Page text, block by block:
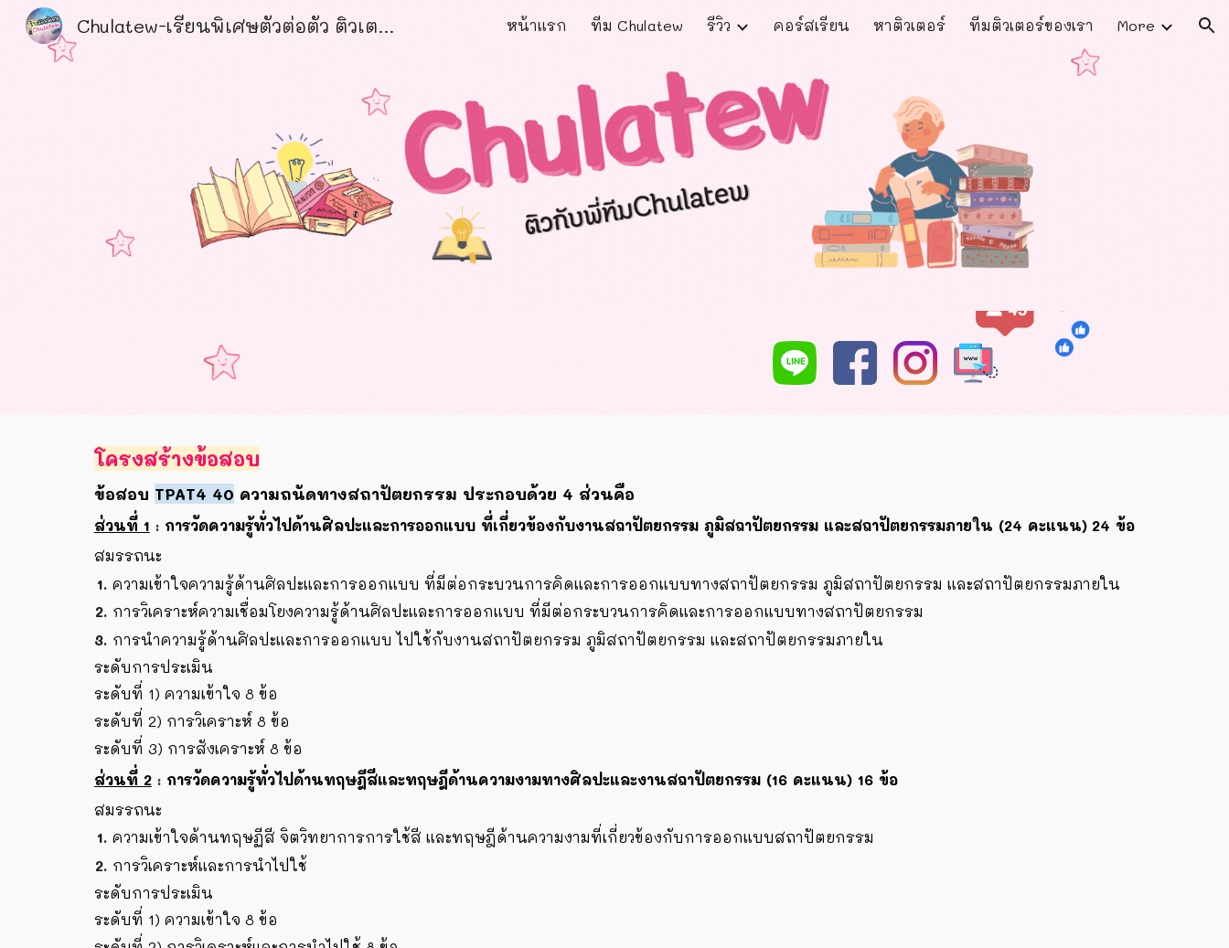
Skip to main content Skip to navigation
Chulatew-เรียนพิเศษตัวต่อตัว ติวเตอร์คุณภาพ ได้รับความไว้วางใจ อันดับ1 หน้าแรก ทีม Chulatew รีวิว คอร์สเรียน หาติวเตอร์ ทีมติวเตอร์ของเรา More
โครงสร้างข้อสอบ
ข้อสอบ TPAT4 40 ความถนัดทางสถาปัตยกรรม ประกอบด้วย 4 ส่วนคือ
ส่วนที่ 1 : การวัดความรู้ทั่วไปด้านศิลปะและการออกแบบ ที่เกี่ยวข้องกับงานสถาปัตยกรรม ภูมิสถาปัตยกรรม และสถาปัตยกรรมภายใน (24 คะแนน) 24 ข้อ
สมรรถนะ
ความเข้าใจความรู้ด้านศิลปะและการออกแบบ ที่มีต่อกระบวนการคิดและการออกแบบทางสถาปัตยกรรม ภูมิสถาปัตยกรรม และสถาปัตยกรรมภายใน
การวิเคราะห์ความเชื่อมโยงความรู้ด้านศิลปะและการออกแบบ ที่มีต่อกระบวนการคิดและการออกแบบทางสถาปัตยกรรม
การนำความรู้ด้านศิลปะและการออกแบบ ไปใช้กับงานสถาปัตยกรรม ภูมิสถาปัตยกรรม และสถาปัตยกรรมภายใน
ระดับการประเมิน
ระดับที่ 1) ความเข้าใจ 8 ข้อ
ระดับที่ 2) การวิเคราะห์ 8 ข้อ
ระดับที่ 3) การสังเคราะห์ 8 ข้อ
ส่วนที่ 2: การวัดความรู้ทั่วไปด้านทฤษฎีสีและทฤษฎีด้านความงามทางศิลปะและงานสถาปัตยกรรม (16 คะแนน)16ข้อ
สมรรถนะ
ความเข้าใจด้านทฤษฏีสี จิตวิทยาการการใช้สี และทฤษฎีด้านความงามที่เกี่ยวข้องกับการออกแบบสถาปัตยกรรม
การวิเคราะห์และการนำไปใช้
ระดับการประเมิน
ระดับที่ 1) ความเข้าใจ 8 ข้อ